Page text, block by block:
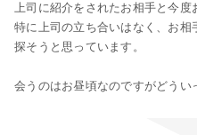
上司に紹介をされたお相手と今度
特に上司の立ち合いはなく、お
探そうと思っています。
会うのはお昼頃なのですがどうい